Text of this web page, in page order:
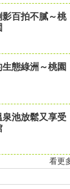
百拍不膩～桃
態綠洲～桃園
池放鬆又享受
看更